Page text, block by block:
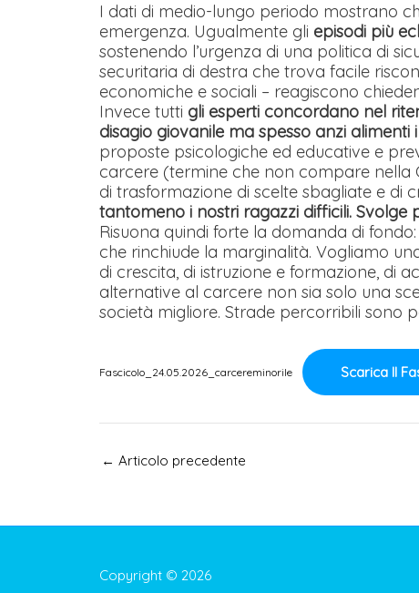
I dati di medio-lungo periodo mostrano
emergenza. Ugualmente gli episodi più
sostenendo l’urgenza di una politica di
securitaria di destra che trova facile
economiche e sociali – reagiscono
Invece tutti gli esperti concordano nel
disagio giovanile ma spesso anzi
proposte psicologiche ed educative e
carcere (termine che non compare nella
di trasformazione di scelte sbagliate e di
tantomeno i nostri ragazzi difficili. Svolge
Risuona quindi forte la domanda di
che rinchiude la marginalità. Vogliamo
di crescita, di istruzione e formazione, di
alternative al carcere non sia solo una
società migliore. Strade percorribili sono
Fascicolo_24.05.2026_carcereminorile Scarica Il
Navigazione
← Articolo precedente
Copyright © 2026